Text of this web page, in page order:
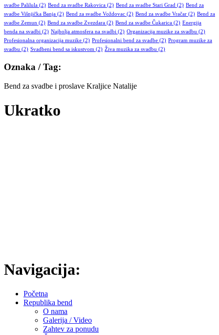
svadbe Palilula (2) Bend za svadbe Rakovica (2) Bend za svadbe Stari Grad (2) Bend za
svadbe Višnjička Banja (2) Bend za svadbe Voždovac (2) Bend za svadbe Vračar (2) Bend za
svadbe Zemun (2) Bend za svadbe Zvezdara (2) Bend za svadbe Čukarica (2) Energija
benda na svadbi (2) Najbolja atmosfera na svadbi (2) Organizacija muzike za svadbu (2)
Profesionalna organizacija muzike (2) Profesionalni bend za svadbe (2) Program muzike za
svadbu (2) Svadbeni bend sa iskustvom (2) Živa muzika za svadbu (2)
Oznaka / Tag:
Bend za svadbe i proslave Kraljice Natalije
Ukratko
Navigacija:
Početna
Republika bend
O nama
Galerija / Video
Zahtev za ponudu